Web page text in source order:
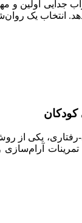
اولین و
یک
رفتاری، یکی
تمرینات